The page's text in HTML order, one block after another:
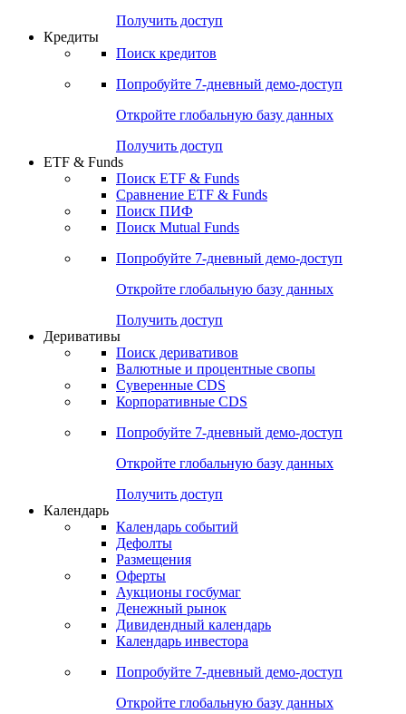
Попробуйте7-дневный
Откройте глобальную базу данных
Получить доступ
Поиск кредитов
Попробуйте7-дневный
Откройте глобальную базу данных
Получить доступ
ETF & Funds
Сравнение ETF & Funds
Поиск Mutual Funds
Попробуйте7-дневный
Откройте глобальную базу данных
Получить доступ
Деривативы
Валютные и процентные свопы
Корпоративные CDS
Попробуйте7-дневный
Откройте глобальную базу данных
Получить доступ
Календарь
Календарь событий
Дефолты
Размещения
Оферты
Денежный рынок
Календарь инвестора